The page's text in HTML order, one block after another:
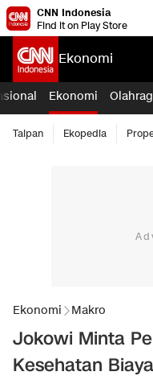
CNN Indonesia
Find it on Play Store
Ekonomi
Ekonomi
Taipan Ekopedia
Ekonomi Makro
Jokowi Minta
Kesehatan